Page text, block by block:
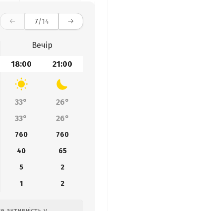
7/14
Вечір
18:00 21:00
33°
26°
33° 26°
760
760
40
65
5
2
1 2